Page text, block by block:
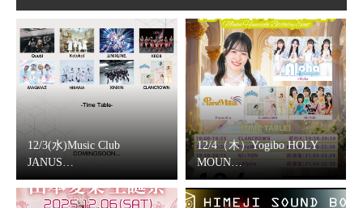
12/3(水)Music Club
JANUS…
12/4（木）Yogibo HOLY
MOUN…